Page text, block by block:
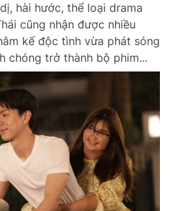
Tin 24h
Tin 360
Magazine
hài hước, thể loại drama
cũng nhận được nhiều
kế độc tình vừa phát sóng
chóng trở thành bộ phim...